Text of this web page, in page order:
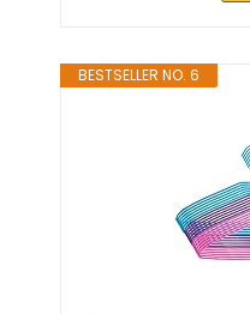
BESTSELLER NO. 6